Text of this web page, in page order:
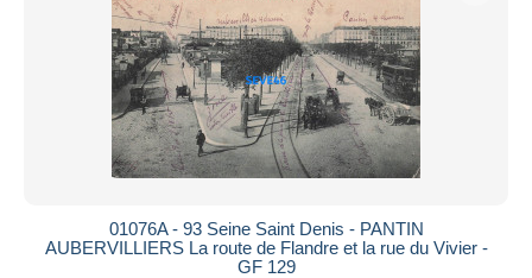
01076A - 93 Seine Saint Denis - PANTIN
AUBERVILLIERS La route de Flandre et la rue du Vivier -
GF 129